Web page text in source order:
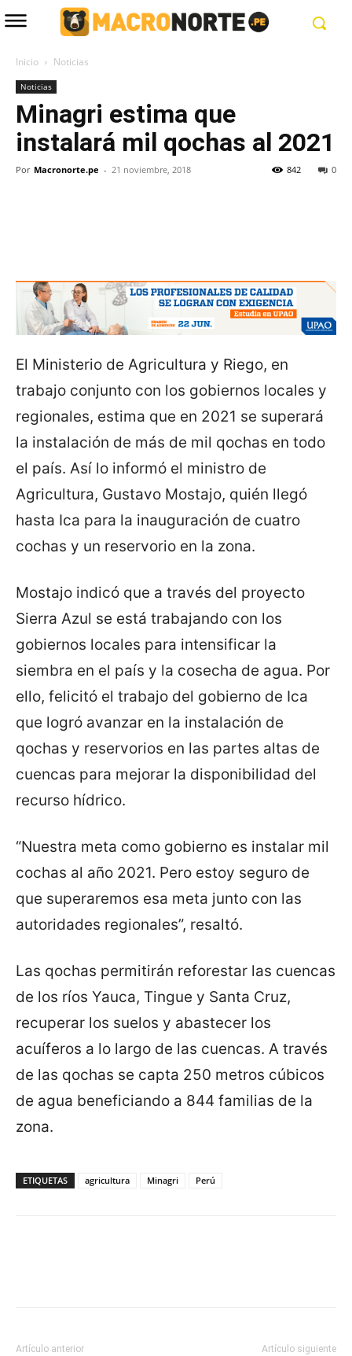
Inicio Noticias
Noticias
Minagri estima que
instalará mil qochas al 2021
Por Macronorte.pe - 21 noviembre, 2018 0
842
El Ministerio de Agricultura y Riego, en
trabajo conjunto con los gobiernos locales y
regionales, estima que en 2021 se superará
la instalación de más de mil qochas en todo
el país. Así lo informó el ministro de
Agricultura, Gustavo Mostajo, quién llegó
hasta Ica para la inauguración de cuatro
cochas y un reservorio en la zona.
Mostajo indicó que a través del proyecto
Sierra Azul se está trabajando con los
gobiernos locales para intensificar la
siembra en el país y la cosecha de agua. Por
ello, felicitó el trabajo del gobierno de Ica
que logró avanzar en la instalación de
qochas y reservorios en las partes altas de
cuencas para mejorar la disponibilidad del
recurso hídrico.
“Nuestra meta como gobierno es instalar mil
cochas al año 2021. Pero estoy seguro de
que superaremos esa meta junto con las
autoridades regionales”, resaltó.
Las qochas permitirán reforestar las cuencas
de los ríos Yauca, Tingue y Santa Cruz,
recuperar los suelos y abastecer los
acuíferos a lo largo de las cuencas. A través
de las qochas se capta 250 metros cúbicos
de agua beneficiando a 844 familias de la
zona.
ETIQUETAS agricultura Minagri Perú
Artículo anterior Artículo siguiente